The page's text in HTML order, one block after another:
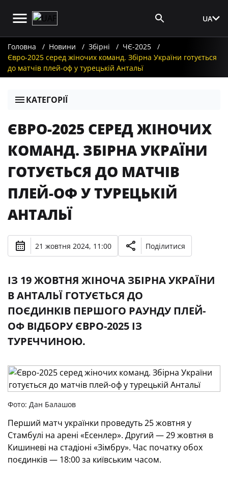
UA
Головна Новини Збірні
ЧЄ-2025
Євро-2025 серед жіночих команд. Збірна України готується
до матчів плей-оф у турецькій Антальї
КАТЕГОРІЇ
ЄВРО-2025 СЕРЕД ЖІНОЧИХ
КОМАНД. ЗБІРНА УКРАЇНИ
ГОТУЄТЬСЯ ДО МАТЧІВ
ПЛЕЙ-ОФ У ТУРЕЦЬКІЙ
АНТАЛЬЇ
21 жовтня 2024, 11:00 Поділитися
ІЗ 19 ЖОВТНЯ ЖІНОЧА ЗБІРНА УКРАЇНИ
В АНТАЛЬЇ ГОТУЄТЬСЯ ДО
ПОЄДИНКІВ ПЕРШОГО РАУНДУ ПЛЕЙ-
ОФ ВІДБОРУ ЄВРО-2025 ІЗ
ТУРЕЧЧИНОЮ.
Фото: Дан Балашов
Перший матч українки проведуть 25 жовтня у
Стамбулі на арені «Есенлер». Другий — 29 жовтня в
Кишиневі на стадіоні «Зімбру». Час початку обох
поєдинків — 18:00 за київським часом.